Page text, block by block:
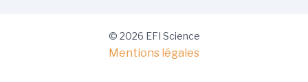
© 2026 EFI Science
Mentions légales